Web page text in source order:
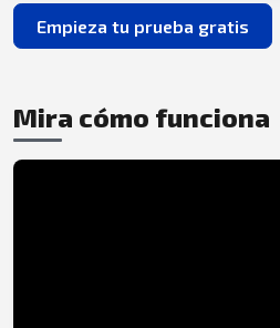
Empieza tu prueba gratis
Mira cómo funciona